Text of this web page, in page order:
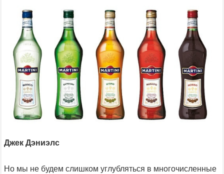
Джек Дэниэлс
Но мы не будем слишком углубляться в многочисленные